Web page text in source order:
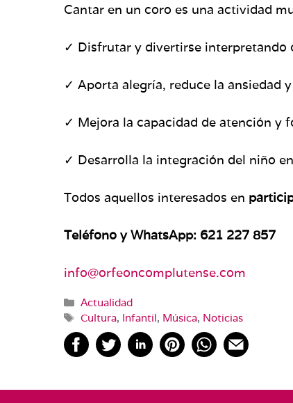
Cantar en un coro es una actividad
✓ Disfrutar y divertirse interpretando
✓ Aporta alegría, reduce la ansiedad
✓ Mejora la capacidad de atención y
✓ Desarrolla la integración del niño
Todos aquellos interesados en
Teléfono y WhatsApp: 621 227 857
info@orfeoncomplutense.com
Categorías
Actualidad
Etiquetas
Cultura, Infantil, Música, Noticias